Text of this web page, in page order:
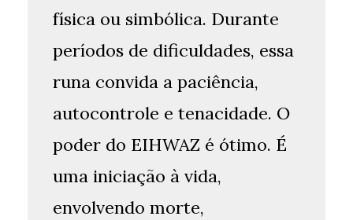
física ou simbólica. Durante
períodos de dificuldades, essa
runa convida a paciência,
autocontrole e tenacidade. O
poder do EIHWAZ é ótimo. É
uma iniciação à vida,
envolvendo morte,